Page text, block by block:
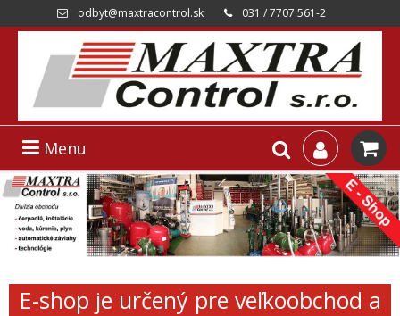
odbyt@maxtracontrol.sk 031 / 7707 561-2
Menu
E-shop je určený pre veľkoobchod a